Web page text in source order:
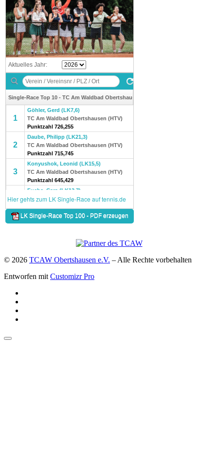
© 2026 TCAW Obertshausen e.V. – Alle Rechte vorbehalten
Entworfen mit Customizr Pro